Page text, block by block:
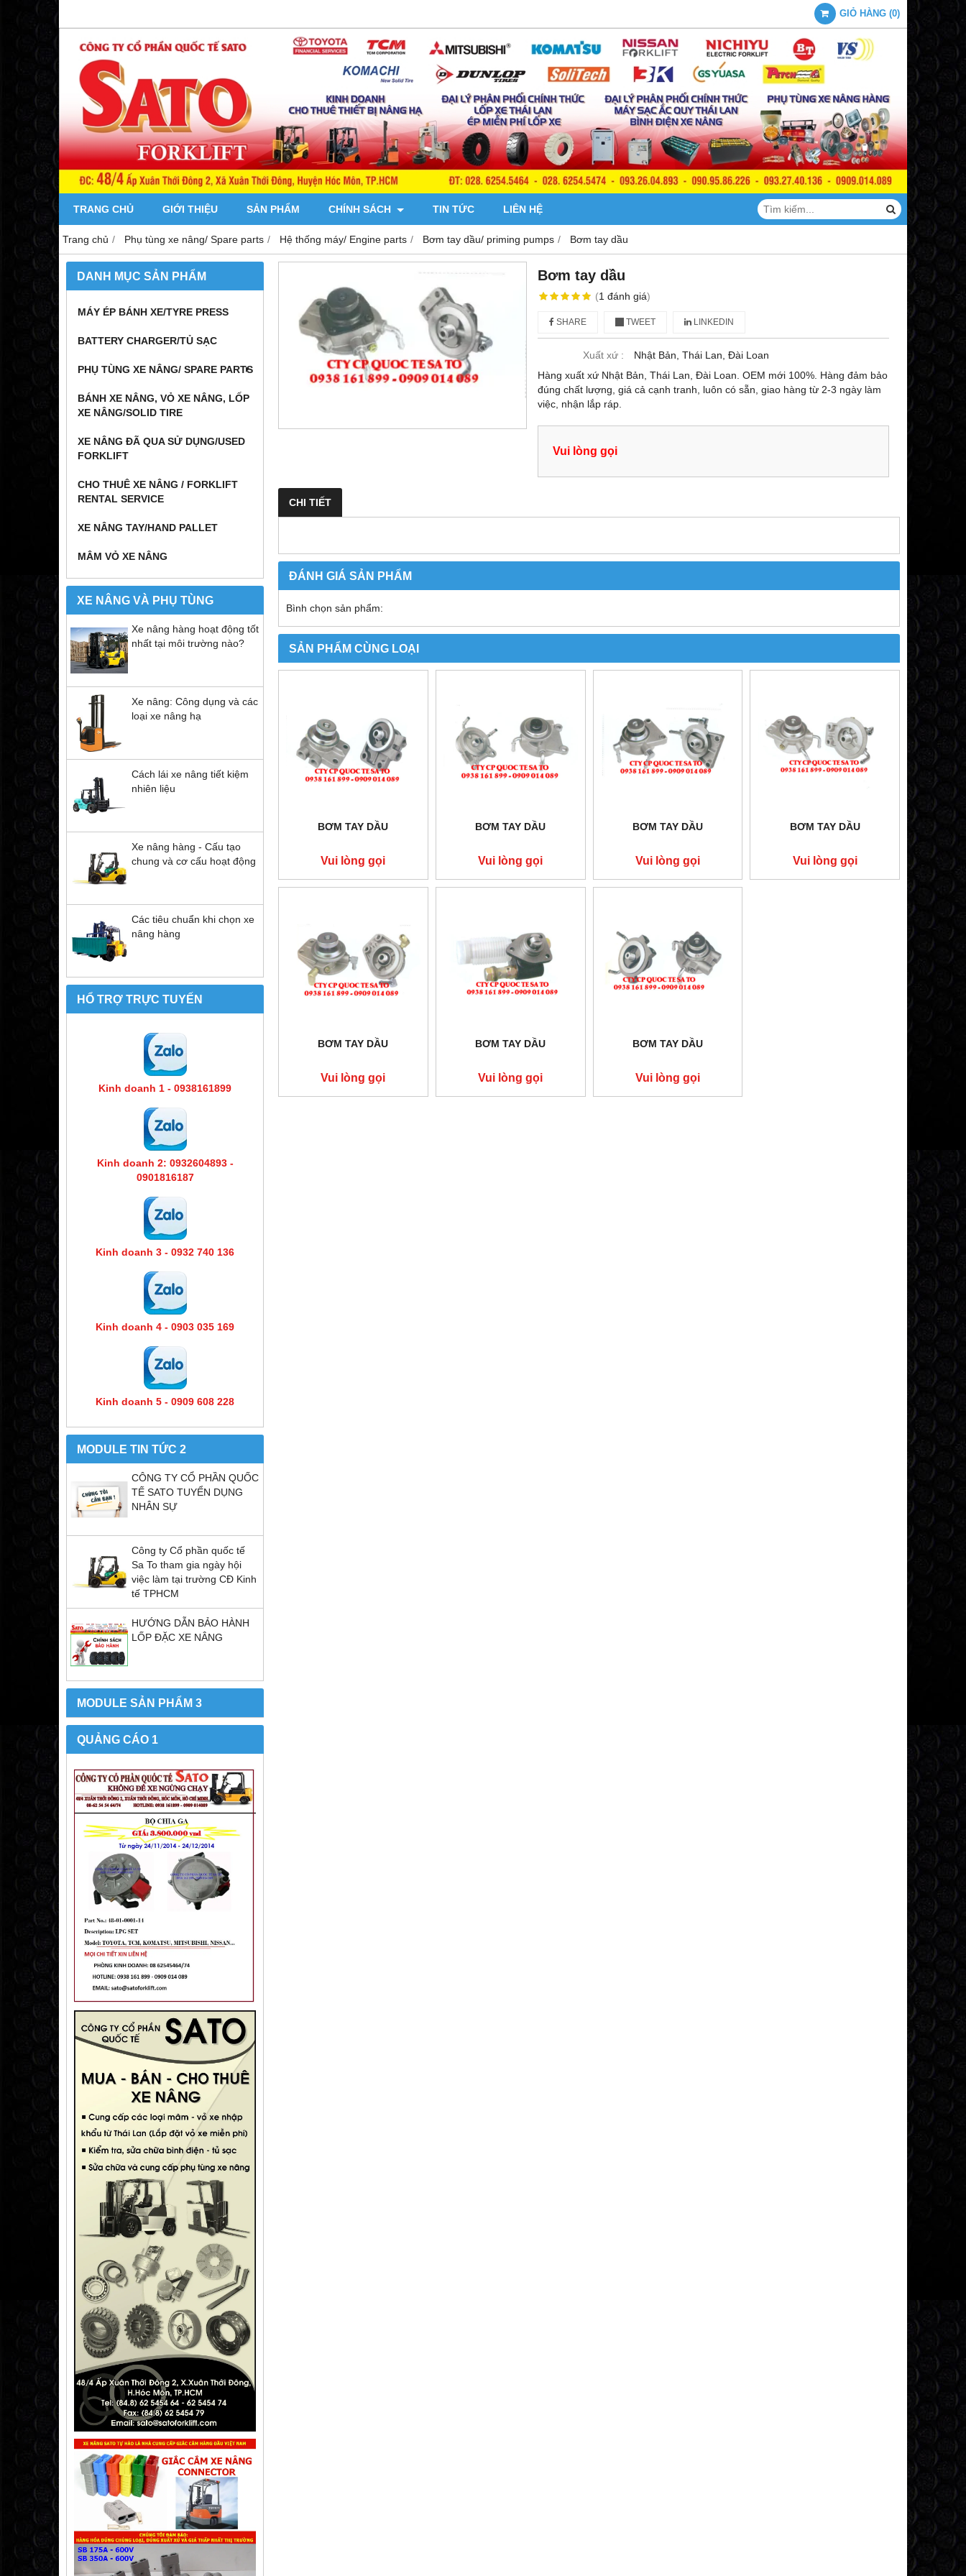
GIỎ HÀNG (0)
TRANG CHỦ GIỚI THIỆU SẢN PHẨM CHÍNH SÁCH TIN TỨC LIÊN HỆ
Trang chủ Phụ tùng xe nâng/ Spare parts Hệ thống máy/ Engine parts Bơm tay dầu/ priming pumps Bơm tay dầu
DANH MỤC SẢN PHẨM
MÁY ÉP BÁNH XE/TYRE PRESS
BATTERY CHARGER/TỦ SẠC
PHỤ TÙNG XE NÂNG/ SPARE PARTS
BÁNH XE NÂNG, VỎ XE NÂNG, LỐP
XE NÂNG/SOLID TIRE
XE NÂNG ĐÃ QUA SỬ DỤNG/USED
FORKLIFT
CHO THUÊ XE NÂNG / FORKLIFT
RENTAL SERVICE
XE NÂNG TAY/HAND PALLET
MÂM VỎ XE NÂNG
XE NÂNG VÀ PHỤ TÙNG
Xe nâng hàng hoạt động tốt
nhất tại môi trường nào?
Xe nâng: Công dụng và các
loại xe nâng hạ
Cách lái xe nâng tiết kiệm
nhiên liệu
Xe nâng hàng - Cấu tạo
chung và cơ cấu hoạt động
Các tiêu chuẩn khi chọn xe
nâng hàng
HỔ TRỢ TRỰC TUYẾN
Kinh doanh 1 - 0938161899
Kinh doanh 2: 0932604893 -
0901816187
Kinh doanh 3 - 0932 740 136
Kinh doanh 4 - 0903 035 169
Kinh doanh 5 - 0909 608 228
MODULE TIN TỨC 2
CÔNG TY CỔ PHẦN QUỐC
TẾ SATO TUYỂN DỤNG
NHÂN SỰ
Công ty Cổ phần quốc tế
Sa To tham gia ngày hội
việc làm tại trường CĐ Kinh
tế TPHCM
HƯỚNG DẪN BẢO HÀNH
LỐP ĐẶC XE NÂNG
MODULE SẢN PHẨM 3
QUẢNG CÁO 1
Bơm tay dầu
(1 đánh giá)
SHARE TWEET LINKEDIN
Xuất xứ :
Nhật Bản, Thái Lan, Đài Loan
Hàng xuất xứ Nhật Bản, Thái Lan, Đài Loan. OEM mới 100%. Hàng đảm bảo
đúng chất lượng, giá cả cạnh tranh, luôn có sẵn, giao hàng từ 2-3 ngày làm
việc, nhận lắp ráp.
Vui lòng gọi
CHI TIẾT
ĐÁNH GIÁ SẢN PHẨM
Bình chọn sản phẩm:
SẢN PHẨM CÙNG LOẠI
BƠM TAY DẦU
Vui lòng gọi
BƠM TAY DẦU
Vui lòng gọi
BƠM TAY DẦU
Vui lòng gọi
BƠM TAY DẦU
Vui lòng gọi
BƠM TAY DẦU
Vui lòng gọi
BƠM TAY DẦU
Vui lòng gọi
BƠM TAY DẦU
Vui lòng gọi